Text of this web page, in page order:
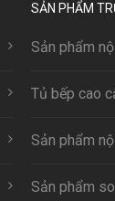
SẢN PHẨM
Sản phẩm
Tủ bếp cao
Sản phẩm
Sản phẩm